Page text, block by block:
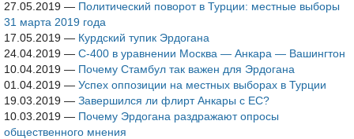
27.05.2019 — Политический поворот в Турции: местные выборы
31 марта 2019 года
17.05.2019 — Курдский тупик Эрдогана
24.04.2019 — С-400 в уравнении Москва — Анкара — Вашингтон
10.04.2019 — Почему Стамбул так важен для Эрдогана
01.04.2019 — Успех оппозиции на местных выборах в Турции
19.03.2019 — Завершился ли флирт Анкары с ЕС?
10.03.2019 — Почему Эрдогана раздражают опросы
общественного мнения